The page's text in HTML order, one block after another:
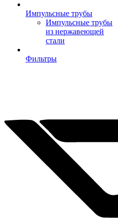
Импульсные трубы
Импульсные трубы
из нержавеющей
стали
Фильтры